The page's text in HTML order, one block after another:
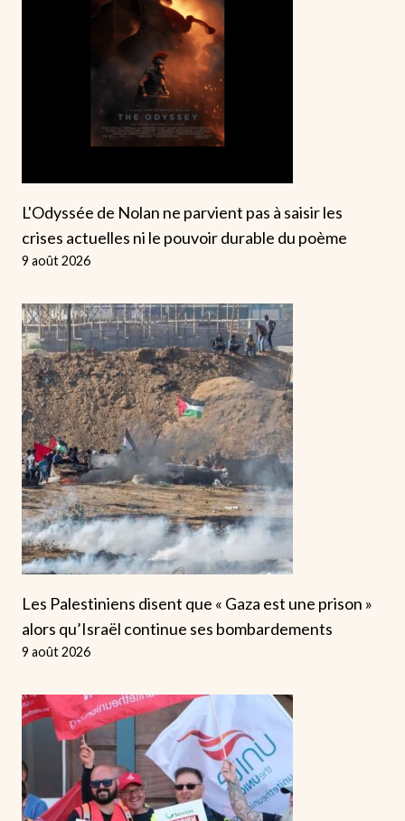
L'Odyssée de Nolan ne parvient pas à saisir les
crises actuelles ni le pouvoir durable du poème
9 août 2026
Les Palestiniens disent que « Gaza est une prison »
alors qu’Israël continue ses bombardements
9 août 2026